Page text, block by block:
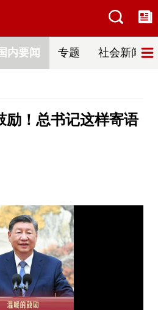
内要闻 专题 社会新闻
励！总书记这样寄语